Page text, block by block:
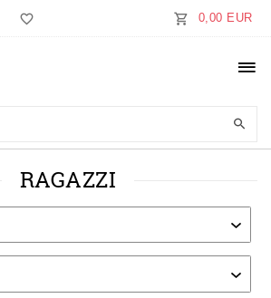
0,00 EUR
RAGAZZI